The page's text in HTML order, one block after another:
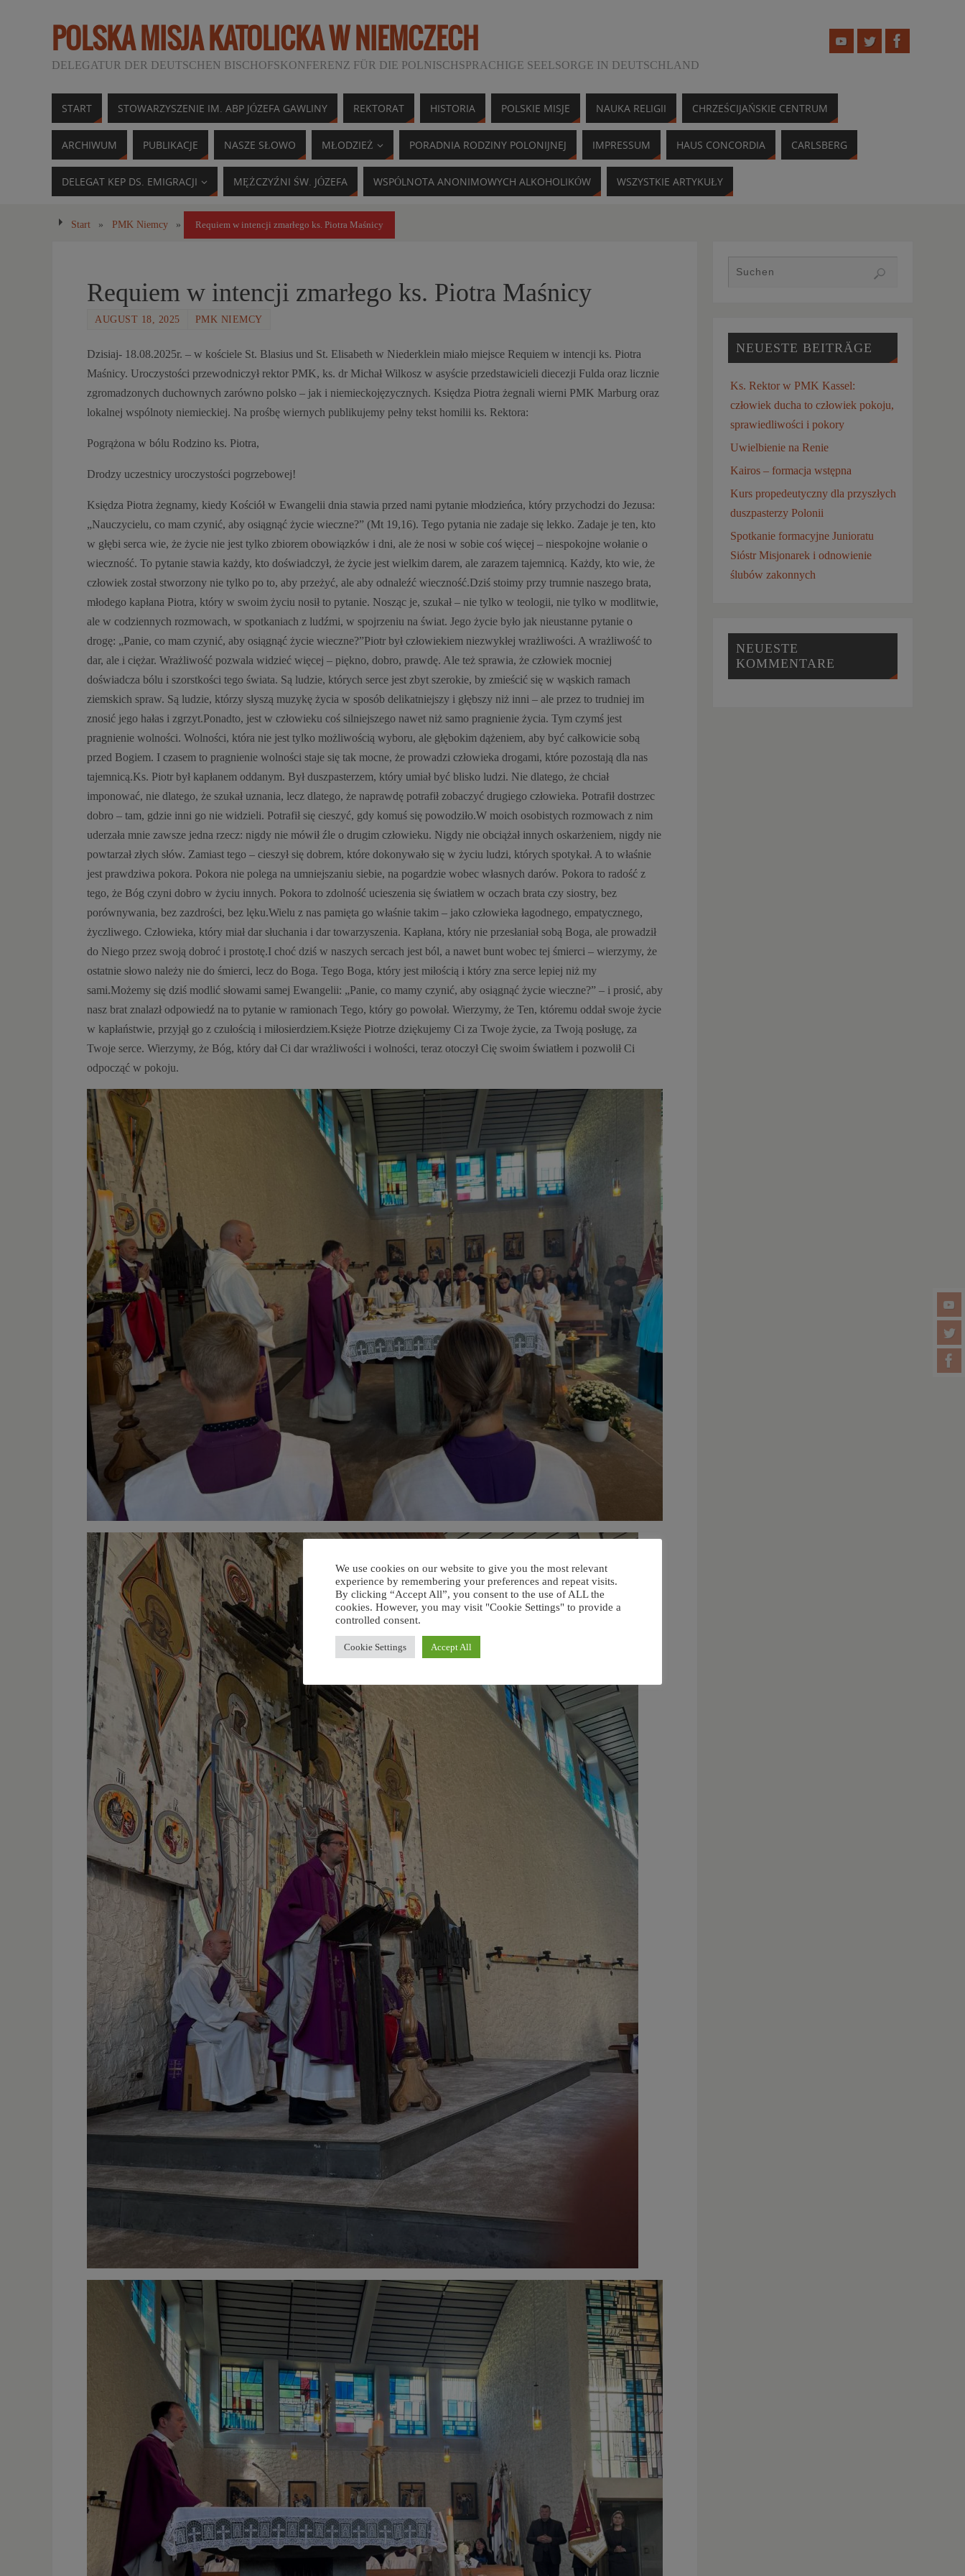
POLSKA MISJA KATOLICKA W NIEMCZECH
DELEGATUR DER DEUTSCHEN BISCHOFSKONFERENZ FÜR DIE POLNISCHSPRACHIGE SEELSORGE IN DEUTSCHLAND
START STOWARZYSZENIE IM. ABP JÓZEFA GAWLINY REKTORAT HISTORIA POLSKIE MISJE NAUKA RELIGII CHRZEŚCIJAŃSKIE CENTRUM
ARCHIWUM PUBLIKACJE NASZE SŁOWO MŁODZIEŻ PORADNIA RODZINY POLONIJNEJ IMPRESSUM HAUS CONCORDIA CARLSBERG
DELEGAT KEP DS. EMIGRACJI MĘŻCZYŹNI ŚW. JÓZEFA WSPÓLNOTA ANONIMOWYCH ALKOHOLIKÓW WSZYSTKIE ARTYKUŁY
Start » PMK Niemcy » Requiem w intencji zmarłego ks. Piotra Maśnicy
Requiem w intencji zmarłego ks. Piotra Maśnicy
AUGUST 18, 2025 PMK NIEMCY
Dzisiaj- 18.08.2025r. – w kościele St. Blasius und St. Elisabeth w Niederklein miało miejsce Requiem w intencji ks. Piotra
Maśnicy. Uroczystości przewodniczył rektor PMK, ks. dr Michał Wilkosz w asyście przedstawicieli diecezji Fulda oraz licznie
zgromadzonych duchownych zarówno polsko – jak i niemieckojęzycznych. Księdza Piotra żegnali wierni PMK Marburg oraz
lokalnej wspólnoty niemieckiej. Na prośbę wiernych publikujemy pełny tekst homilii ks. Rektora:
Pogrążona w bólu Rodzino ks. Piotra,
Drodzy uczestnicy uroczystości pogrzebowej!
Księdza Piotra żegnamy, kiedy Kościół w Ewangelii dnia stawia przed nami pytanie młodzieńca, który przychodzi do Jezusa:
„Nauczycielu, co mam czynić, aby osiągnąć życie wieczne?” (Mt 19,16). Tego pytania nie zadaje się lekko. Zadaje je ten, kto
w głębi serca wie, że życie nie jest tylko zbiorem obowiązków i dni, ale że nosi w sobie coś więcej – niespokojne wołanie o
wieczność. To pytanie stawia każdy, kto doświadczył, że życie jest wielkim darem, ale zarazem tajemnicą. Każdy, kto wie, że
człowiek został stworzony nie tylko po to, aby przeżyć, ale aby odnaleźć wieczność.Dziś stoimy przy trumnie naszego brata,
młodego kapłana Piotra, który w swoim życiu nosił to pytanie. Nosząc je, szukał – nie tylko w teologii, nie tylko w modlitwie,
ale w codziennych rozmowach, w spotkaniach z ludźmi, w spojrzeniu na świat. Jego życie było jak nieustanne pytanie o
drogę: „Panie, co mam czynić, aby osiągnąć życie wieczne?”Piotr był człowiekiem niezwykłej wrażliwości. A wrażliwość to
dar, ale i ciężar. Wrażliwość pozwala widzieć więcej – piękno, dobro, prawdę. Ale też sprawia, że człowiek mocniej
doświadcza bólu i szorstkości tego świata. Są ludzie, których serce jest zbyt szerokie, by zmieścić się w wąskich ramach
ziemskich spraw. Są ludzie, którzy słyszą muzykę życia w sposób delikatniejszy i głębszy niż inni – ale przez to trudniej im
znosić jego hałas i zgrzyt.Ponadto, jest w człowieku coś silniejszego nawet niż samo pragnienie życia. Tym czymś jest
pragnienie wolności. Wolności, która nie jest tylko możliwością wyboru, ale głębokim dążeniem, aby być całkowicie sobą
przed Bogiem. I czasem to pragnienie wolności staje się tak mocne, że prowadzi człowieka drogami, które pozostają dla nas
tajemnicą.Ks. Piotr był kapłanem oddanym. Był duszpasterzem, który umiał być blisko ludzi. Nie dlatego, że chciał
imponować, nie dlatego, że szukał uznania, lecz dlatego, że naprawdę potrafił zobaczyć drugiego człowieka. Potrafił dostrzec
dobro – tam, gdzie inni go nie widzieli. Potrafił się cieszyć, gdy komuś się powodziło.W moich osobistych rozmowach z nim
uderzała mnie zawsze jedna rzecz: nigdy nie mówił źle o drugim człowieku. Nigdy nie obciążał innych oskarżeniem, nigdy nie
powtarzał złych słów. Zamiast tego – cieszył się dobrem, które dokonywało się w życiu ludzi, których spotykał. A to właśnie
jest prawdziwa pokora. Pokora nie polega na umniejszaniu siebie, na pogardzie wobec własnych darów. Pokora to radość z
tego, że Bóg czyni dobro w życiu innych. Pokora to zdolność ucieszenia się światłem w oczach brata czy siostry, bez
porównywania, bez zazdrości, bez lęku.Wielu z nas pamięta go właśnie takim – jako człowieka łagodnego, empatycznego,
życzliwego. Człowieka, który miał dar słuchania i dar towarzyszenia. Kapłana, który nie przesłaniał sobą Boga, ale prowadził
do Niego przez swoją dobroć i prostotę.I choć dziś w naszych sercach jest ból, a nawet bunt wobec tej śmierci – wierzymy, że
ostatnie słowo należy nie do śmierci, lecz do Boga. Tego Boga, który jest miłością i który zna serce lepiej niż my
sami.Możemy się dziś modlić słowami samej Ewangelii: „Panie, co mamy czynić, aby osiągnąć życie wieczne?” – i prosić, aby
nasz brat znalazł odpowiedź na to pytanie w ramionach Tego, który go powołał. Wierzymy, że Ten, któremu oddał swoje życie
w kapłaństwie, przyjął go z czułością i miłosierdziem.Księże Piotrze dziękujemy Ci za Twoje życie, za Twoją posługę, za
Twoje serce. Wierzymy, że Bóg, który dał Ci dar wrażliwości i wolności, teraz otoczył Cię swoim światłem i pozwolił Ci
odpocząć w pokoju.
NEUESTE BEITRÄGE
Ks. Rektor w PMK Kassel:
człowiek ducha to człowiek pokoju,
sprawiedliwości i pokory
Uwielbienie na Renie
Kairos – formacja wstępna
Kurs propedeutyczny dla przyszłych
duszpasterzy Polonii
Spotkanie formacyjne Junioratu
Sióstr Misjonarek i odnowienie
ślubów zakonnych
NEUESTE
KOMMENTARE
We use cookies on our website to give you the most relevant
experience by remembering your preferences and repeat visits.
By clicking “Accept All”, you consent to the use of ALL the
cookies. However, you may visit "Cookie Settings" to provide a
controlled consent.
Cookie Settings Accept All